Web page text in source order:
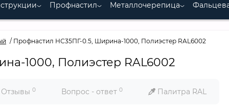
Профнастил Металлочерепица
Профнастил НС35ПГ-0.5, Ширина-1000, Полиэстер RAL6002
1000, Полиэстер RAL6002
Отзывы 0 Вопрос - ответ 0 Палитра RAL